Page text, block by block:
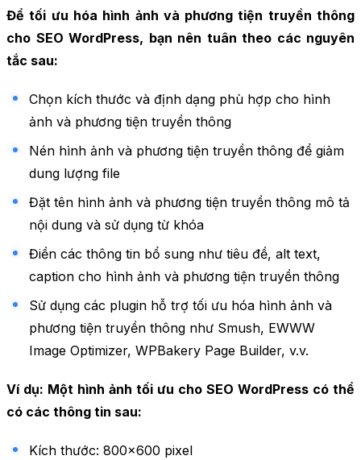
Để tối ưu hóa hình ảnh và phương tiện truyền thông
cho SEO WordPress, bạn nên tuân theo các nguyên
tắc sau:
Chọn kích thước và định dạng phù hợp cho hình
ảnh và phương tiện truyền thông
Nén hình ảnh và phương tiện truyền thông để giảm
dung lượng file
Đặt tên hình ảnh và phương tiện truyền thông mô tả
nội dung và sử dụng từ khóa
Điền các thông tin bổ sung như tiêu đề, alt text,
caption cho hình ảnh và phương tiện truyền thông
Sử dụng các plugin hỗ trợ tối ưu hóa hình ảnh và
phương tiện truyền thông như Smush, EWWW
Image Optimizer, WPBakery Page Builder, v.v.
Ví dụ: Một hình ảnh tối ưu cho SEO WordPress có thể
có các thông tin sau:
Kích thước: 800×600 pixel